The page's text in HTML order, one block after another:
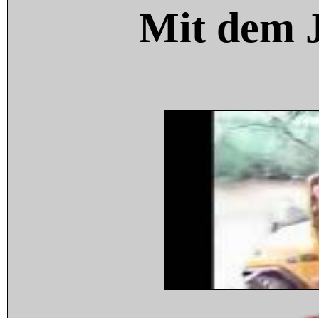
Mit dem